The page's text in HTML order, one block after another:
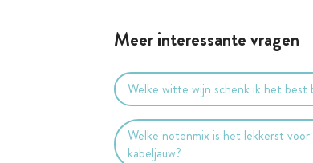
Meer interessante vragen
Welke witte wijn schenk ik het best
Welke notenmix is het lekkerst
kabeljauw?